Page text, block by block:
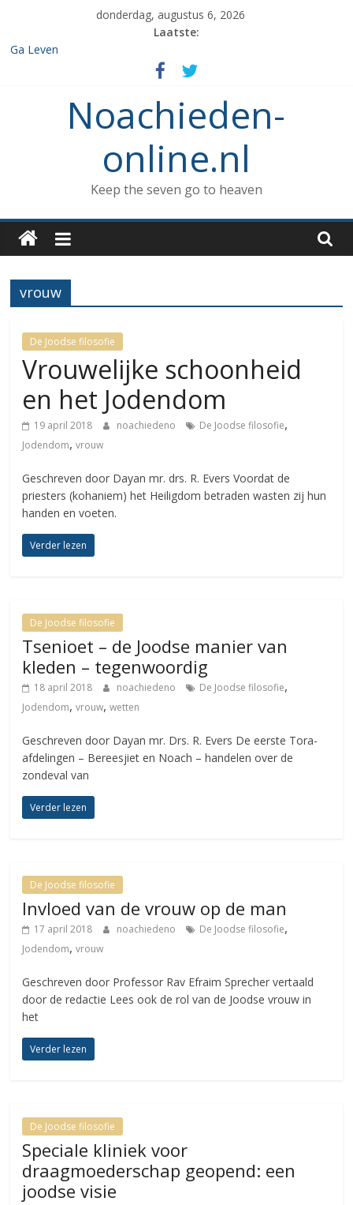
inhoud
donderdag, augustus 6, 2026
Laatste:
Ga Leven
De de 7 geboden die aan Noach werd gegeven en het verbod op
enige vorm van rituele Sabbat rust.
Het verzamelen van dieren in de ark
Wat kunnen Noachieden lezen tijdens Tishe B’Av?
Noachieden-
online.nl
Keep the seven go to heaven
vrouw
De Joodse filosofie
Vrouwelijke schoonheid
en het Jodendom
19 april 2018 noachiedeno De Joodse filosofie,
Jodendom,vrouw
Geschreven door Dayan mr. drs. R. Evers Voordat de
priesters (kohaniem) het Heiligdom betraden wasten zij hun
handen en voeten.
Verder lezen
De Joodse filosofie
Tsenioet – de Joodse manier van
kleden – tegenwoordig
18 april 2018 noachiedeno De Joodse filosofie,
Jodendom,vrouw,wetten
Geschreven door Dayan mr. Drs. R. Evers De eerste Tora-
afdelingen – Bereesjiet en Noach – handelen over de
zondeval van
Verder lezen
De Joodse filosofie
Invloed van de vrouw op de man
17 april 2018 noachiedeno De Joodse filosofie,
Jodendom,vrouw
Geschreven door Professor Rav Efraim Sprecher vertaald
door de redactie Lees ook de rol van de Joodse vrouw in
het
Verder lezen
De Joodse filosofie
Speciale kliniek voor
draagmoederschap geopend: een
joodse visie